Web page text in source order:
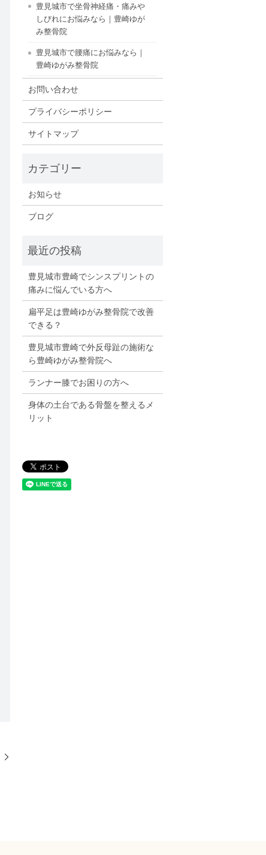
豊見城市で坐骨神経痛・痛みや
しびれにお悩みなら｜豊崎ゆが
み整骨院
豊見城市で腰痛にお悩みなら｜
豊崎ゆがみ整骨院
お問い合わせ
プライバシーポリシー
サイトマップ
お知らせ
ブログ
豊見城市豊崎でシンスプリントの
痛みに悩んでいる方へ
扁平足は豊崎ゆがみ整骨院で改善
できる？
豊見城市豊崎で外反母趾の施術な
ら豊崎ゆがみ整骨院へ
ランナー膝でお困りの方へ
身体の土台である骨盤を整えるメ
リット